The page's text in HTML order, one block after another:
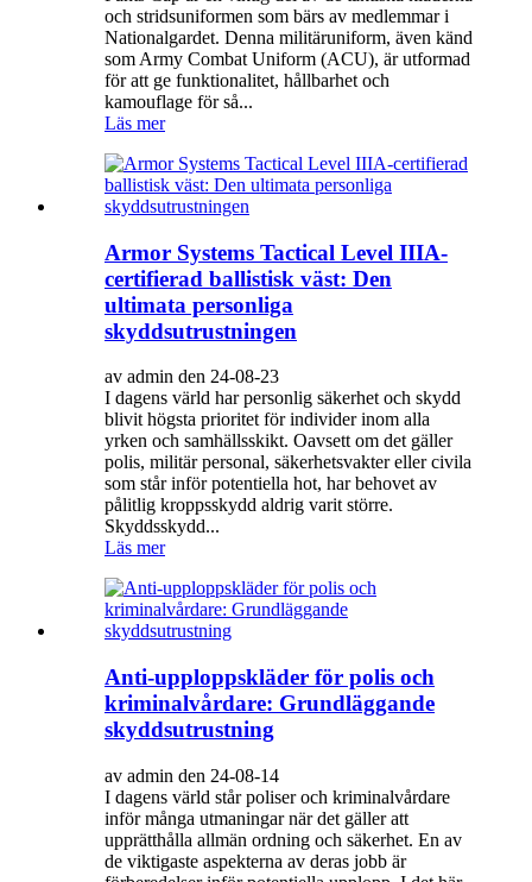
och stridsuniformen som bärs av medlemmar i
Nationalgardet. Denna militäruniform, även känd
som Army Combat Uniform (ACU), är utformad
för att ge funktionalitet, hållbarhet och
kamouflage för så...
Läs mer
Armor Systems Tactical Level IIIA-
certifierad ballistisk väst: Den
ultimata personliga
skyddsutrustningen
av admin den 24-08-23
I dagens värld har personlig säkerhet och skydd
blivit högsta prioritet för individer inom alla
yrken och samhällsskikt. Oavsett om det gäller
polis, militär personal, säkerhetsvakter eller civila
som står inför potentiella hot, har behovet av
pålitlig kroppsskydd aldrig varit större.
Skyddsskydd...
Läs mer
Anti-upploppskläder för polis och
kriminalvårdare: Grundläggande
skyddsutrustning
av admin den 24-08-14
I dagens värld står poliser och kriminalvårdare
inför många utmaningar när det gäller att
upprätthålla allmän ordning och säkerhet. En av
de viktigaste aspekterna av deras jobb är